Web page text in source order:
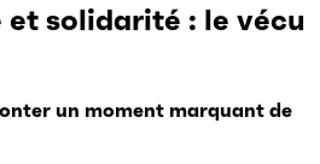
solidarité : le vécu
un moment marquant de